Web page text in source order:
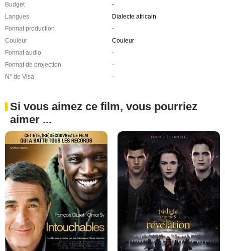
Budget
-
Langues
Dialecte africain
Format production
-
Couleur
Couleur
Format audio
-
Format de projection
-
N° de Visa
-
Si vous aimez ce film, vous pourriez
aimer ...